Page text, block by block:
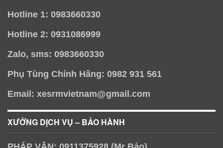
Hotline 1: 0983660330
Hotline 2: 0931086999
Zalo, sms: 0983660330
Phụ Tùng Chính Hãng: 0982 931 561
Email: xesrmvietnam@gmail.com
XƯỞNG DỊCH VỤ – BẢO HÀNH